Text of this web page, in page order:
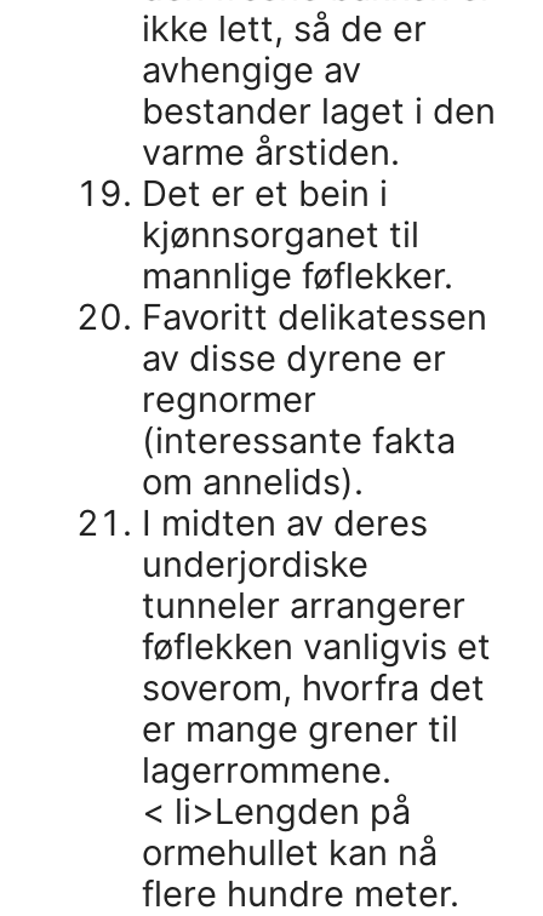
ikke lett, så de er
avhengige av
bestander laget i den
varme årstiden.
Det er et bein i
kjønnsorganet til
mannlige føflekker.
Favoritt delikatessen
av disse dyrene er
regnormer
(interessante fakta
om annelids).
I midten av deres
underjordiske
tunneler arrangerer
føflekken vanligvis et
soverom, hvorfra det
er mange grener til
lagerrommene.
< li>Lengden på
ormehullet kan nå
flere hundre meter.